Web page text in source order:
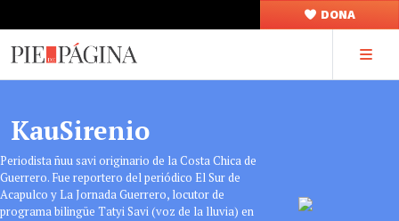
DONA
KauSirenio
Periodista ñuu savi originario de la Costa Chica de
Guerrero. Fue reportero del periódico El Sur de
Acapulco y La Jornada Guerrero, locutor de
programa bilingüe Tatyi Savi (voz de la lluvia) en